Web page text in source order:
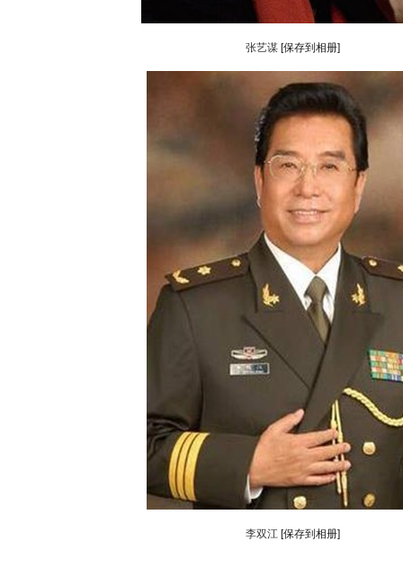
张艺谋 [保存到相册]
李双江 [保存到相册]